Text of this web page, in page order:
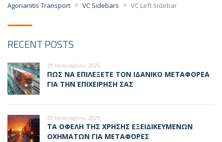
Agorianitis Transport > VC Sidebars > VC Left Sidebar
RECENT POSTS
29 Ιανουαρίου, 2025
ΠΩΣ ΝΑ ΕΠΙΛΈΞΕΤΕ ΤΟΝ ΙΔΑΝΙΚΌ ΜΕΤΑΦΟΡΈΑ
ΓΙΑ ΤΗΝ ΕΠΙΧΕΊΡΗΣΉ ΣΑΣ
29 Ιανουαρίου, 2025
ΤΑ ΟΦΈΛΗ ΤΗΣ ΧΡΉΣΗΣ ΕΞΕΙΔΙΚΕΥΜΈΝΩΝ
ΟΧΗΜΆΤΩΝ ΓΙΑ ΜΕΤΑΦΟΡΈΣ